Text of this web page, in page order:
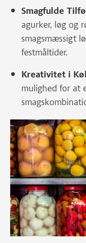
Smagfulde
agurker, løg og
smagsmæssigt
festmåltider.
Kreativitet i
mulighed for at